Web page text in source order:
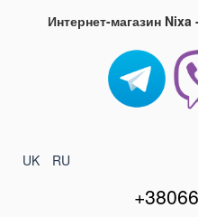
Интернет-магазин
UK RU